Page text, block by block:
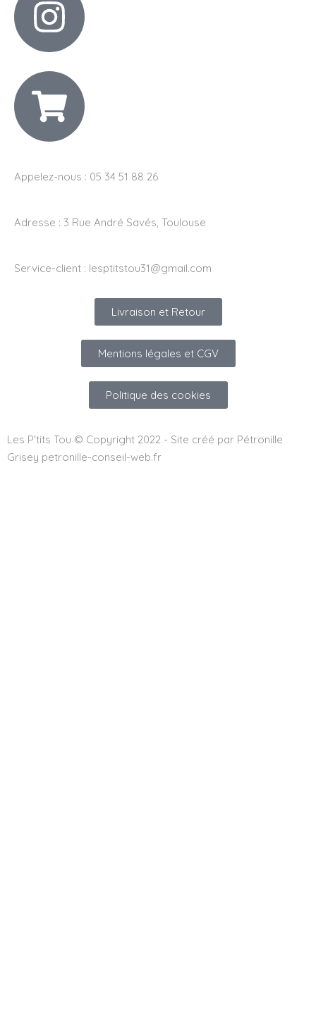
Appelez-nous : 05 34 51 88 26
Adresse : 3 Rue André Savés, Toulouse
Service-client : lesptitstou31@gmail.com
Livraison et Retour
Mentions légales et CGV
Politique des cookies
Les P'tits Tou © Copyright 2022 - Site créé par Pétronille
Grisey petronille-conseil-web.fr